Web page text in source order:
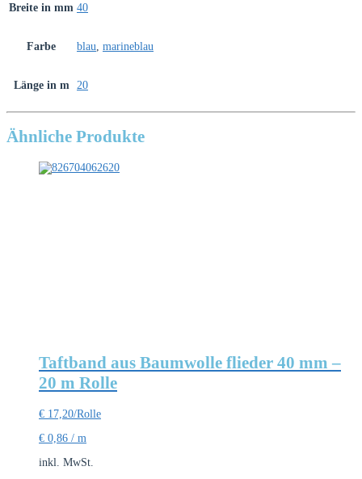
Breite in mm 40
Farbe blau marineblau
Länge in m 20
Ähnliche Produkte
Taftband aus Baumwolle flieder 40 mm –
20 m Rolle
€ 17,20/Rolle
€ 0,86 / m
inkl. MwSt.